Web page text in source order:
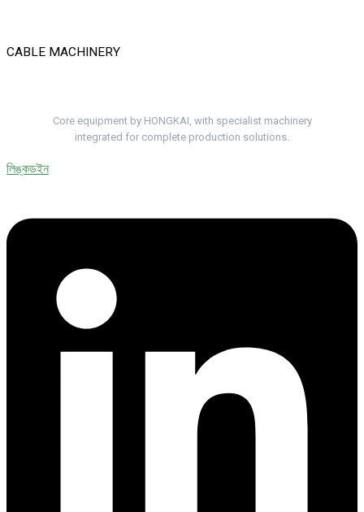
CABLE MACHINERY
Core equipment by HONGKAI, with specialist machinery
integrated for complete production solutions.
লিঙ্কডইন